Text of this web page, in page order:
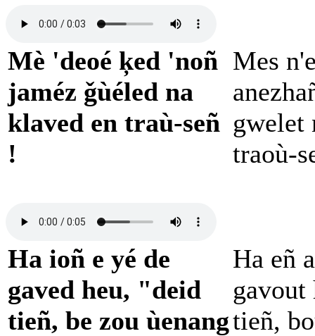
Mè 'deoé ķed 'noñ
jaméz ǧùéled na
klaved en traù-señ
!
Mes
gwelet
traoù-
Ha ioñ e yé de
gaved heu, "deid
tieñ, be zou ùenang
Ha eñ
gavout
tieñ,